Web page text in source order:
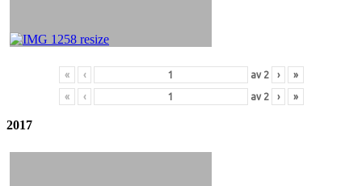
« ‹ av 2 › »
« ‹ av 2 › »
2017